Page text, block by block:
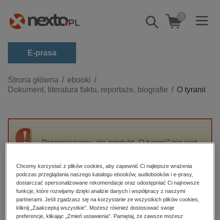
Pokaż/schowaj
wyszukiwarkę
0
E-prasa
Kategorie
Zobacz wszystkie E-prasa
budownictwo, aranżacja wnętrz
darmowe wydania
edukacja
hobby, sport, rozrywka
komputery, internet, technologie, informatyka
Strona główna
ebooki
Dokument, literatura faktu, reportaże, biografie
O tyranii
Przepraszamy, ale produkt „O tyranii” nie jest
High-contrast mode
Polecane
Chcemy korzystać z plików cookies, aby zapewnić Ci najlepsze wrażenia
podczas przeglądania naszego katalogu ebooków, audiobooków i e-prasy,
dostarczać spersonalizowane rekomendacje oraz udostępniać Ci najnowsze
funkcje, które rozwijamy dzięki analizie danych i współpracy z naszymi
partnerami. Jeśli zgadzasz się na korzystanie ze wszystkich plików cookies,
kliknij „Zaakceptuj wszystkie”. Możesz również dostosować swoje
preferencje, klikając „Zmień ustawienia”. Pamiętaj, że zawsze możesz